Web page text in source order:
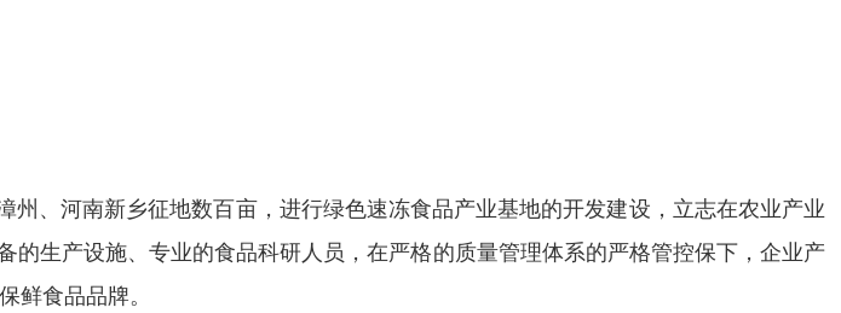
、河南新乡征地数百亩，进行绿色速冻食品产业基地的开发建设，立志在农业产业
生产设施、专业的食品科研人员，在严格的质量管理体系的严格管控保下，企业产
鲜食品品牌。